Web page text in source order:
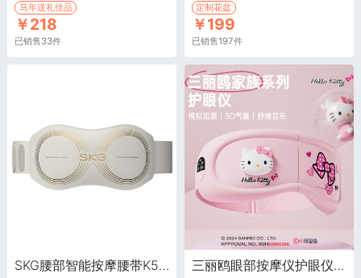
马年送礼佳品
￥218
已销售33件
定制花盆
￥199
已销售197件
SKG腰部智能按摩腰带K5-2/尊贵升级版·全新升级款，多模式专业按摩手法 三丽鸥眼部按摩仪护眼仪/凯蒂猫·眼部按摩仪